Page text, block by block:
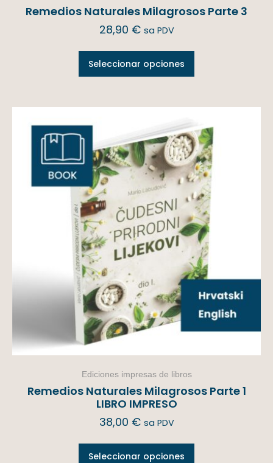
Remedios Naturales Milagrosos Parte 3
28,90 € sa PDV
Seleccionar opciones
Ediciones impresas de libros
Remedios Naturales Milagrosos Parte 1
LIBRO IMPRESO
38,00 € sa PDV
Seleccionar opciones